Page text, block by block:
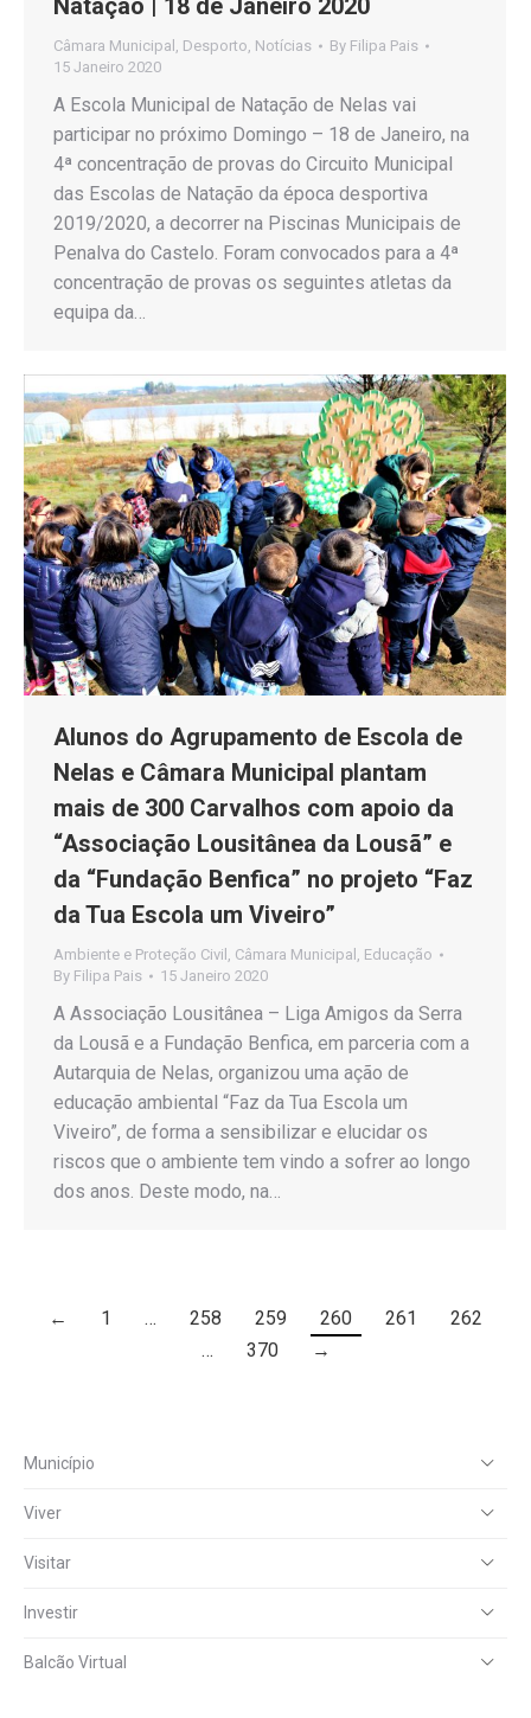
Natação | 18 de Janeiro 2020
Câmara Municipal , Desporto, Notícias By Filipa Pais
15 Janeiro 2020
A Escola Municipal de Natação de Nelas vai
participar no próximo Domingo – 18 de Janeiro, na
4ª concentração de provas do Circuito Municipal
das Escolas de Natação da época desportiva
2019/2020, a decorrer na Piscinas Municipais de
Penalva do Castelo. Foram convocados para a 4ª
concentração de provas os seguintes atletas da
equipa da…
Alunos do Agrupamento de Escola de
Nelas e Câmara Municipal plantam
mais de 300 Carvalhos com apoio da
“Associação Lousitânea da Lousã” e
da “Fundação Benfica” no projeto “Faz
da Tua Escola um Viveiro”
Ambiente e Proteção Civil , Câmara Municipal , Educação
By Filipa Pais 15 Janeiro 2020
A Associação Lousitânea – Liga Amigos da Serra
da Lousã e a Fundação Benfica, em parceria com a
Autarquia de Nelas, organizou uma ação de
educação ambiental “Faz da Tua Escola um
Viveiro”, de forma a sensibilizar e elucidar os
riscos que o ambiente tem vindo a sofrer ao longo
dos anos. Deste modo, na…
← 1 … 258 259 260 261
262
…
370 →
Município
Viver
Visitar
Investir
Balcão Virtual